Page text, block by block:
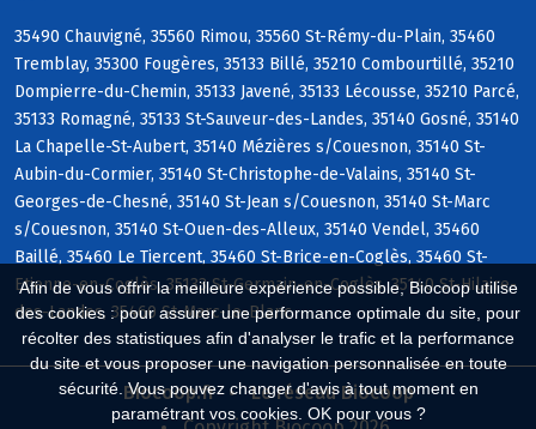
Afin de vous offrir la meilleure expérience possible, Biocoop utilise
des cookies : pour assurer une performance optimale du site, pour
récolter des statistiques afin d'analyser le trafic et la performance
du site et vous proposer une navigation personnalisée en toute
sécurité. Vous pouvez changer d'avis à tout moment en
paramétrant vos cookies. OK pour vous ?
35490 Chauvigné, 35560 Rimou, 35560 St-Rémy-du-Plain, 35460
Tremblay, 35300 Fougères, 35133 Billé, 35210 Combourtillé, 35210
Dompierre-du-Chemin, 35133 Javené, 35133 Lécousse, 35210 Parcé,
35133 Romagné, 35133 St-Sauveur-des-Landes, 35140 Gosné, 35140
La Chapelle-St-Aubert, 35140 Mézières s/Couesnon, 35140 St-
Aubin-du-Cormier, 35140 St-Christophe-de-Valains, 35140 St-
Georges-de-Chesné, 35140 St-Jean s/Couesnon, 35140 St-Marc
s/Couesnon, 35140 St-Ouen-des-Alleux, 35140 Vendel, 35460
Baillé, 35460 Le Tiercent, 35460 St-Brice-en-Coglès, 35460 St-
Etienne-en-Coglès, 35133 St-Germain-en-Coglès, 35140 St-Hilaire-
des-Landes, 35460 St-Marc-le-Blanc
Biocoop.fr
Le réseau Biocoop